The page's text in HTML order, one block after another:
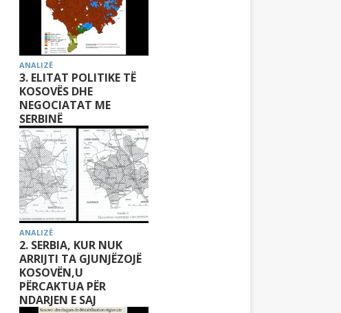
ANALIZË
3. ELITAT POLITIKE TË
KOSOVËS DHE
NEGOCIATAT ME
SERBINË
ANALIZË
2. SERBIA, KUR NUK
ARRIJTI TA GJUNJËZOJË
KOSOVËN,U
PËRCAKTUA PËR
NDARJEN E SAJ